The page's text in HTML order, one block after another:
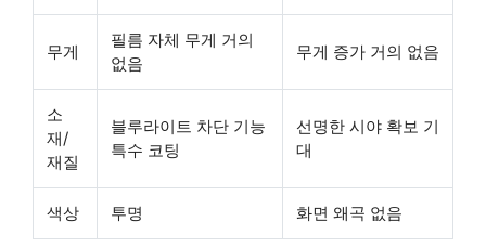
무게
필름 자체 무게 거의
없음
무게 증가 거의 없음
소
재/
재질
블루라이트 차단 기능
특수 코팅
선명한 시야 확보 기
대
색상 투명 화면 왜곡 없음